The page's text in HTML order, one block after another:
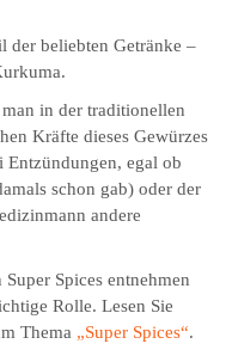
der beliebten Getränke –
in der traditionellen
Kräfte dieses Gewürzes
Entzündungen, egal ob
schon gab) oder der
andere
Spices entnehmen
Rolle. Lesen Sie
Thema „Super Spices“.